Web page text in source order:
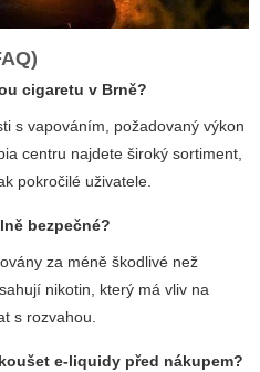
cigaretu v Brně?
s vapováním, požadovaný výkon
centru najdete široký sortiment,
pokročilé uživatele.
bezpečné?
za méně škodlivé než
nikotin, který má vliv na
s rozvahou.
e-liquidy před nákupem?